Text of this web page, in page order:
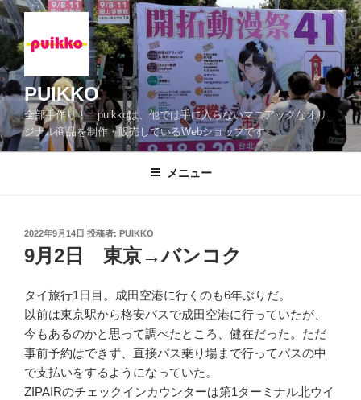
コ
ン
テ
ン
ツ
へ
ス
キ
PUIKKO
全部手作り！ puikkoは、他では手に入らないマニアックなオリ
ジナル商品を制作・販売しているWebショップです
メニュー
投
稿
日:
2022年9月14日 投稿者: PUIKKO
9月2日 東京→バンコク
タイ旅行1日目。成田空港に行くのも6年ぶりだ。
以前は東京駅から格安バスで成田空港に行っていたが、
今もあるのかと思って調べたところ、健在だった。ただ
事前予約はできず、直接バス乗り場まで行ってバスの中
で支払いをするようになっていた。
ZIPAIRのチェックインカウンターは第1ターミナル北ウイ